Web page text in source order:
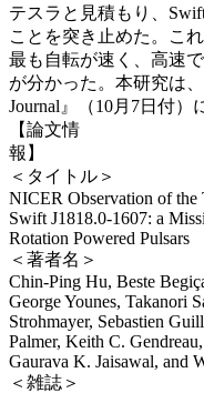
テスラと見積もり、
ことを突き止めた。こ
最も自転が速く、高速
が分かった。本研究は
Journal』（10月7日付）
【論文情
＜タイトル＞
NICER Observation of the
Swift J1818.0-1607: a
Rotation Powered Pulsars
＜著者名＞
Chin-Ping Hu, Beste
George Younes, Takanori
Strohmayer, Sebastien
Palmer, Keith C.
Gaurava K. Jaisawal, and
＜雑誌＞